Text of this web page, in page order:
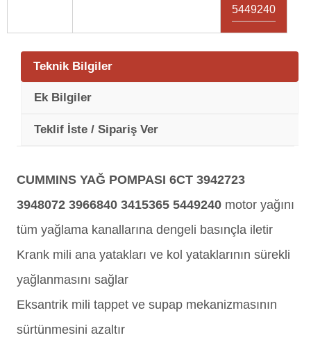
5449240
Teknik Bilgiler
Ek Bilgiler
Teklif İste / Sipariş Ver
CUMMINS YAĞ POMPASI 6CT 3942723
3948072 3966840 3415365 5449240 motor yağını
tüm yağlama kanallarına dengeli basınçla iletir
Krank mili ana yatakları ve kol yataklarının sürekli
yağlanmasını sağlar
Eksantrik mili tappet ve supap mekanizmasının
sürtünmesini azaltır